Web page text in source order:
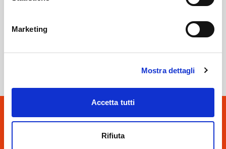
Marketing
Mostra dettagli
Accetta tutti
Rifiuta
SOF Società Onoranze Funebri